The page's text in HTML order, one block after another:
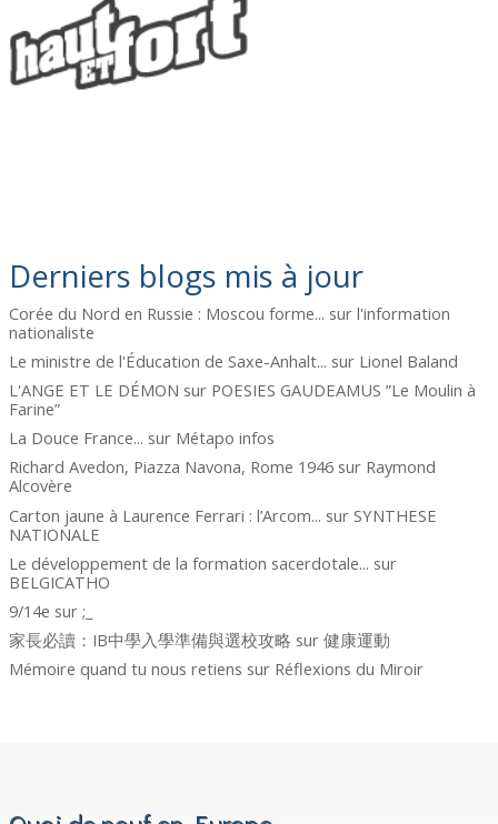
Derniers blogs mis à jour
Corée du Nord en Russie : Moscou forme... surl'information
nationaliste
Le ministre de l'Éducation de Saxe-Anhalt... sur Lionel Baland
L'ANGE ET LE DÉMON sur POESIES GAUDEAMUS ”Le Moulin à
Farine”
La Douce France... sur Métapo infos
Richard Avedon, Piazza Navona, Rome 1946 sur Raymond
Alcovère
Carton jaune à Laurence Ferrari : l’Arcom... surSYNTHESE
NATIONALE
Le développement de la formation sacerdotale... sur
BELGICATHO
9/14e sur;_
家長必讀：IB中學入學準備與選校攻略 sur健康運動
Mémoire quand tu nous retiens sur Réflexions du Miroir